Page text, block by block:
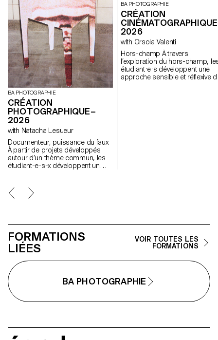
BA PHOTOGRAPHIE
CRÉATION
PHOTOGRAPHIQUE–
2026
with Natacha Lesueur
Documenteur, puissance du faux
À partir de projets développés
autour d’un thème commun, les
étudiant-e-s-x développent un
semblant. Iels construisent un
projet qui joue avec les limites de
BA PHOTOGRAPHIE
CRÉATION
2026
with Orsola Valenti
Hors-champ À travers
l’exploration du hors-champ,
étudiant·e·s développent une
approche sensible et réflexive
FORMATIONS
LIÉES
VOIR TOUTES LES
FORMATIONS
BA PHOTOGRAPHIE